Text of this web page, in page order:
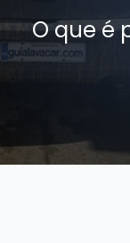
O que é